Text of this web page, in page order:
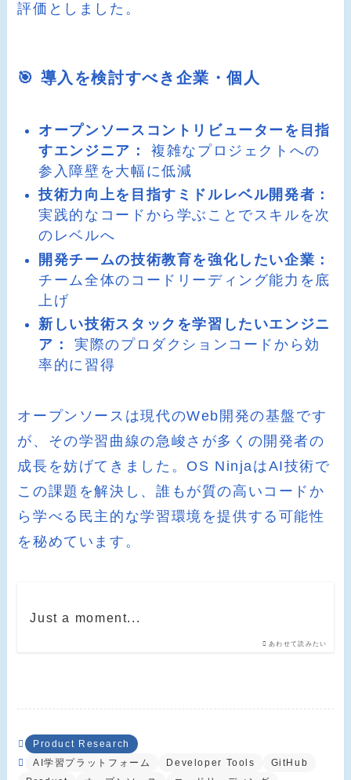
評価としました。
🎯 導入を検討すべき企業・個人
オープンソースコントリビューターを目指
すエンジニア：
複雑なプロジェクトへの
参入障壁を大幅に低減
技術力向上を目指すミドルレベル開発者：
実践的なコードから学ぶことでスキルを次
のレベルへ
開発チームの技術教育を強化したい企業：
チーム全体のコードリーディング能力を底
上げ
新しい技術スタックを学習したいエンジニ
ア：
実際のプロダクションコードから効
率的に習得
オープンソースは現代のWeb開発の基盤です
が、その学習曲線の急峻さが多くの開発者の
成長を妨げてきました。OS NinjaはAI技術で
この課題を解決し、誰もが質の高いコードか
ら学べる民主的な学習環境を提供する可能性
を秘めています。
あわせて読みたい
Just a moment...
Product Research
AI学習プラットフォーム
Developer Tools
GitHub